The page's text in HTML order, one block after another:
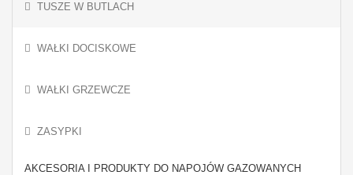
TUSZE W BUTLACH
WAŁKI DOCISKOWE
WAŁKI GRZEWCZE
ZASYPKI
AKCESORIA I PRODUKTY DO NAPOJÓW GAZOWANYCH